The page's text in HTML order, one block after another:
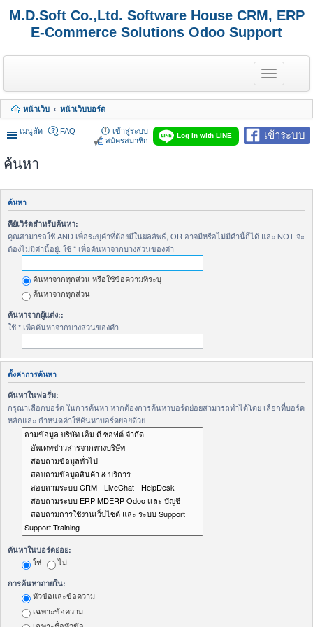
M.D.Soft Co.,Ltd. Software House CRM, ERP
E-Commerce Solutions Odoo Support
T
o
g
l
e
n
a
a
i
หน้าเว็บ หน้าเว็บบอร์ด
เมนูลัด เข้าระบบ
Log in with LINE
FAQ
เข้าสู่ระบบ
สมัครสมาชิก
ค้นหา
ค้นหา
คีย์เวิร์ดสำหรับค้นหา:
คุณสามารถใช้ AND เพื่อระบุคำที่ต้องมีในผลลัพธ์, OR อาจมีหรือไม่มีคำนี้ก็ได้ และ NOT จะ
ต้องไม่มีคำนี้อยู่. ใช้ * เพื่อค้นหาจากบางส่วนของคำ
ค้นหาจากทุกส่วน หรือใช้ข้อความที่ระบุ
ค้นหาจากทุกส่วน
ค้นหาจากผู้แต่ง::
ใช้ * เพื่อค้นหาจากบางส่วนของคำ
ตั้งค่าการค้นหา
ค้นหาในฟอรั่ม:
กรุณาเลือกบอร์ด ในการค้นหา หากต้องการค้นหาบอร์ดย่อยสามารถทำได้โดย เลือกที่บอร์ด
หลักและ กำหนดค่าให้ค้นหาบอร์ดย่อยด้วย
ค้นหาในบอร์ดย่อย:
ใช่ ไม่
การค้นหาภายใน:
หัวข้อและข้อความ
เฉพาะข้อความ